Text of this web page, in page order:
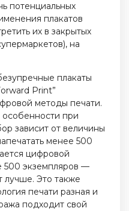
потенциальных
плакатов
их в закрытых
на
плакаты
Print”
методы печати.
при
зависит от величины
менее 500
цифровой
500 экземпляров —
Это также
печати разная и
подходит свой